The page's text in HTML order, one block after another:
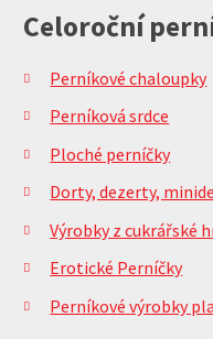
Celoroční
Perníkové chaloupky
Perníková srdce
Ploché perníčky
Dorty, dezerty,
Výrobky z cukrářské
Erotické Perníčky
Perníkové výrobky